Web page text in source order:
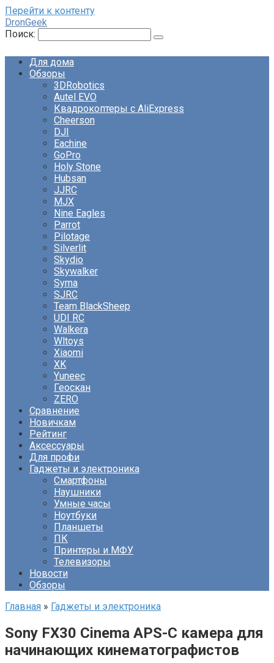
Перейти к контенту
DronGeek
Поиск:
Для дома
Обзоры
3DRobotics
Autel EVO
Квадрокоптеры с AliExpress
Cheerson
DJI
Eachine
GoPro
Holy Stone
Hubsan
JJRC
MJX
Nine Eagles
Parrot
Pilotage
Silverlit
Skydio
Skywalker
Syma
SJRC
Team BlackSheep
UDI RC
Walkera
Wltoys
Xiaomi
XK
Yuneec
Геоскан
ZERO
Сравнение
Новичкам
Рейтинг
Аксессуары
Для профи
Гаджеты и электроника
Смартфоны
Наушники
Умные часы
Ноутбуки
Планшеты
ПК
Принтеры и МФУ
Телевизоры
Новости
Обзоры
Главная » Гаджеты и электроника
Sony FX30 Cinema APS-C камера для
начинающих кинематографистов